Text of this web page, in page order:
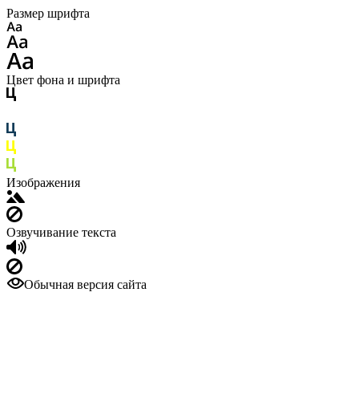
Размер шрифта
Цвет фона и шрифта
Изображения
Озвучивание текста
Обычная версия сайта